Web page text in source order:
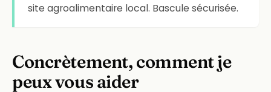
site agroalimentaire local. Bascule sécurisée.
Concrètement, comment je
peux vous aider